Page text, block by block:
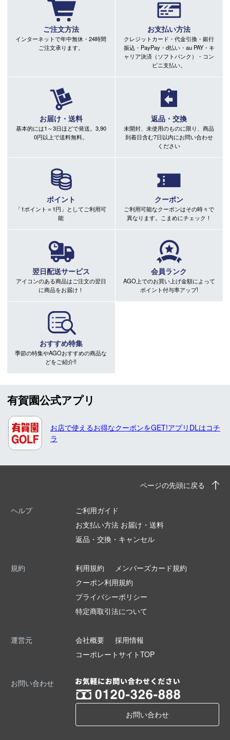
ご注文方法
インターネットで年中無休・24時間
ご注文承ります。
お支払い方法
クレジットカード・代金引換・銀行
振込・PayPay・d払い・au PAY・キ
ャリア決済（ソフトバンク）・コン
ビニ支払い。
お届け・送料
基本的には1～3日ほどで発送。3,90
0円以上で送料無料。
返品・交換
未開封、未使用のものに限り、商品
到着日含む7日以内にお問い合わせ
ください
ポイント
「1ポイント＝1円」としてご利用可
能
クーポン
ご利用可能なクーポンはその時々で
異なります。こまめにチェック！
翌日配送サービス
アイコンのある商品はご注文の翌日
に商品をお届け！
会員ランク
AGO上でのお買い上げ金額によって
ポイント付与率アップ!
おすすめ特集
季節の特集やAGOおすすめの商品な
どをご紹介!!
有賀園公式アプリ
お店で使えるお得なクーポンをGET!アプリDLはコチ
ラ
ページの先頭に戻る
ヘルプ
ご利用ガイド
お支払い方法 お届け・送料
返品・交換・キャンセル
規約 利用規約
メンバーズカード規約
クーポン利用規約
プライバシーポリシー
特定商取引法について
運営元 会社概要
採用情報
コーポレートサイトTOP
お問い合わせ
お問い合わせ